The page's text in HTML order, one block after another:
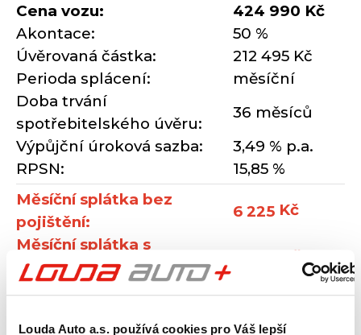
Louda Auto a.s. používá cookies pro Váš lepší
Cena vozu:
424 990 Kč
Akontace:
50 %
Úvěrovaná částka:
212 495 Kč
Perioda splácení:
měsíční
Doba trvání
spotřebitelského úvěru:
36 měsíců
Výpůjční úroková sazba:
3,49 % p.a.
RPSN:
15,85 %
Měsíční splátka bez
pojištění:
6 225 Kč
Měsíční splátka s
pojištěním:
7 346 Kč